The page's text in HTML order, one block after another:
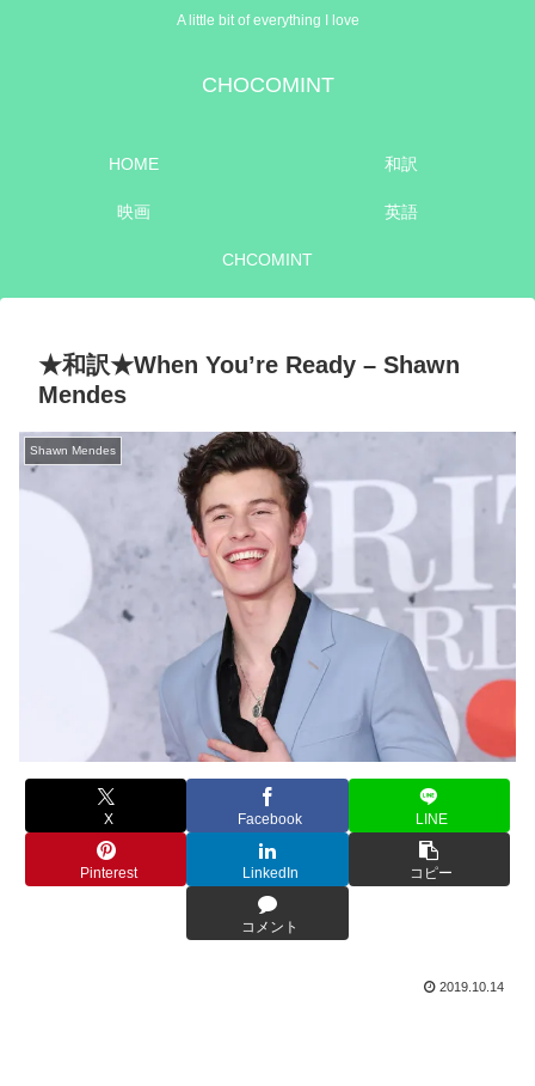
A little bit of everything I love
CHOCOMINT
HOME 和訳
映画 英語
CHCOMINT
★和訳★When You’re Ready – Shawn
Mendes
Shawn Mendes
X Facebook LINE
Pinterest LinkedIn コピー
コメント
2019.10.14